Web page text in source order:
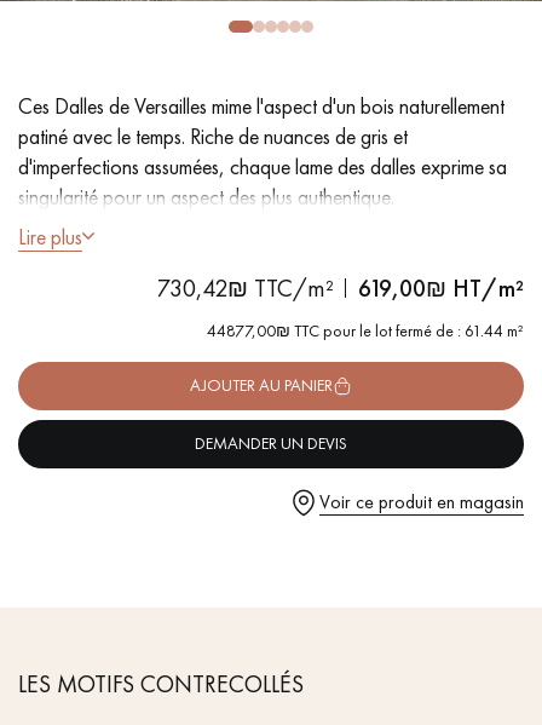
Nos conseillers sont disponibles au
09-8899140
VOUS AVEZ UN PROJET ?
Nos experts sont à votre disposition pour vous guider pas à
pas dans le choix et la pose de votre parquet.
Ces Dalles de Versailles mime l'aspect d'un bois naturellement
patiné avec le temps. Riche de nuances de gris et
d'imperfections assumées, chaque lame des dalles exprime sa
singularité pour un aspect des plus authentique.
- Dimensions 80 x 80 cm
- Couche d'usure de6 mm, équivalente à un parquet massif-
pose flottante, collée ou clouée sur
- Vielli par oxydation, Vernis mat à base d'eau
- Scié, Effet de surface 3D, Chanfreins vieillis à la main des 4
côtés
- Choix Authentic - nœuds, gerces, fissures colmatées, aubiers
Lire plus
730,42₪ TTC/m² 619,00₪ HT/m²
44877,00₪ TTC pour le lot fermé de : 61.44 m²
AJOUTER AU PANIER
DEMANDER UN DEVIS
Voir ce produit en magasin
LES MOTIFS CONTRECOLLÉS